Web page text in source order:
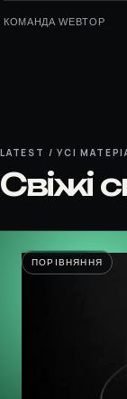
КОМАНДА WEBTOP
LATEST / УСІ
Свіжі
ПОРІВНЯННЯ